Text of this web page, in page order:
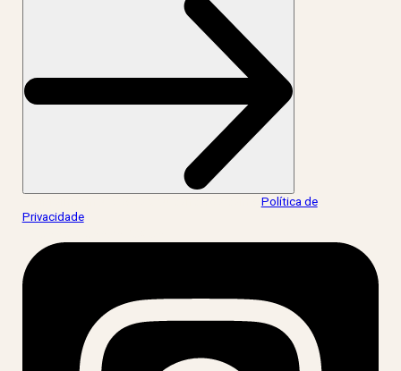
Política de
Privacidade.